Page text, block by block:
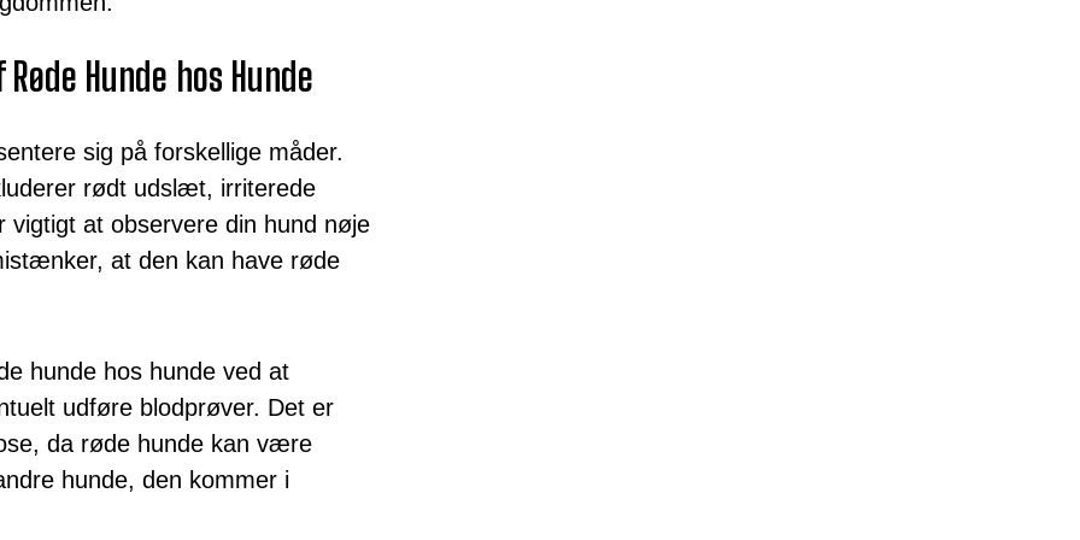
Hunde hos Hunde
sig på forskellige måder.
rødt udslæt, irriterede
at observere din hund nøje
at den kan have røde
hunde hos hunde ved at
udføre blodprøver. Det er
da røde hunde kan være
hunde, den kommer i